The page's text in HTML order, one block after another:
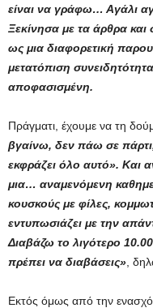
είναι να γράφω… Αγάλι
Ξεκίνησα με τα άρθρα
ως μια διαφορετική
μετατόπιση
αποφασισμένη.
Πράγματι, έχουμε να τη
βγαίνω, δεν πάω σε
εκφράζει όλο αυτό». Και
μια… αναμενόμενη
κουσκούς με φίλες,
εντυπωσιάζει με την
Διαβάζω το λιγότερο
πρέπει να διαβάσεις» ,
Εκτός όμως από την